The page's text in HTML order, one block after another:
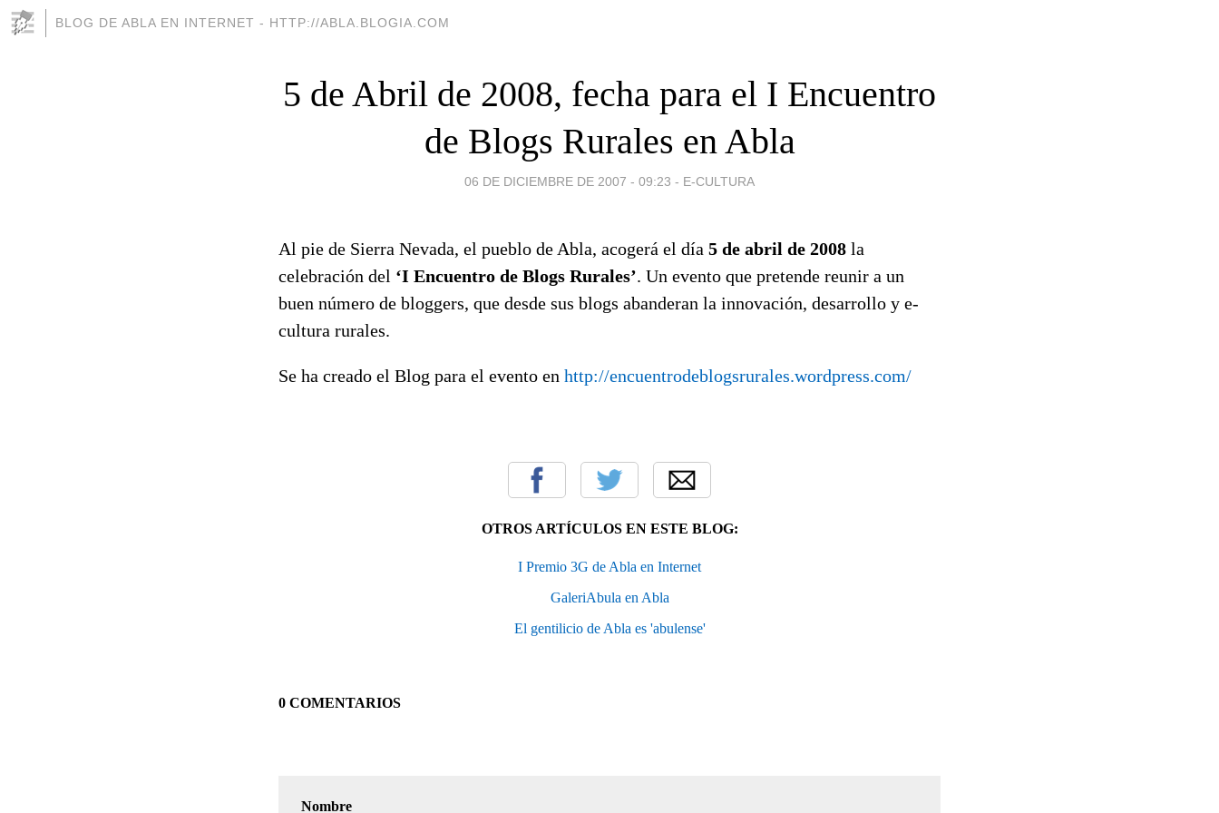
BLOG DE ABLA EN INTERNET - HTTP://ABLA.BLOGIA.COM
5 de Abril de 2008, fecha para el I Encuentro
de Blogs Rurales en Abla
06 DE DICIEMBRE DE 2007 - 09:23 - E-CULTURA
Al pie de Sierra Nevada, el pueblo de Abla, acogerá el día 5 de abril de 2008 la
celebración del ‘I Encuentro de Blogs Rurales’. Un evento que pretende reunir a un
buen número de bloggers, que desde sus blogs abanderan la innovación, desarrollo y e-
cultura rurales.
Se ha creado el Blog para el evento en http://encuentrodeblogsrurales.wordpress.com/
OTROS ARTÍCULOS EN ESTE BLOG:
I Premio 3G de Abla en Internet
GaleriAbula en Abla
El gentilicio de Abla es 'abulense'
0 COMENTARIOS
Nombre